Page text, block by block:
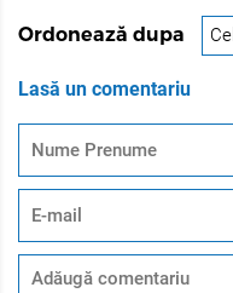
rezistenta. În plus,
booster profesional
excelente și de lungă
KERATIN INFUSION
părul în timpul
componenta
firul de par împreună
structura naturală a
mult decât atât,
părul din interior și
Ordonează dupa
Lasă un comentariu